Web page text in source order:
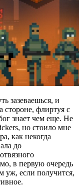
зазеваешься, и
стороне, флиртуя с
знает чем еще. Не
но стоило мне
как некогда
до
в первую очередь
уж, если получится,